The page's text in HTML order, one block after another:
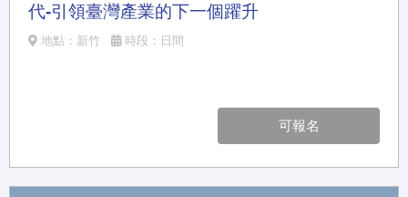
代-引領臺灣產業的下一個躍升
地點：新竹 時段：日間
可報名